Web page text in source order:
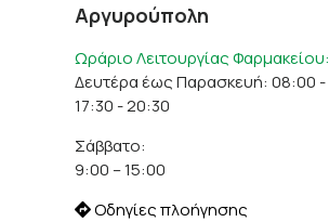
Αργυρούπολη
Ωράριο Λειτουργίας Φαρμακείου:
Δευτέρα έως Παρασκευή: 08:00 -
17:30 - 20:30
Σάββατο:
9:00 – 15:00
Οδηγίες πλοήγησης